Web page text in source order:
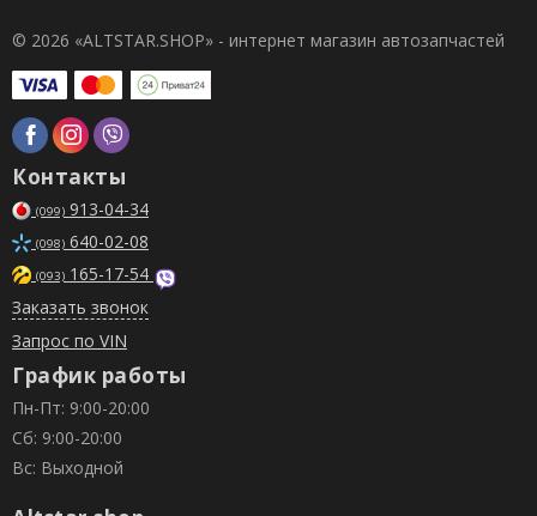
© 2026 «ALTSTAR.SHOP» - интернет магазин автозапчастей
Контакты
(099) 913-04-34
(098) 640-02-08
(093) 165-17-54
Заказать звонок
Запрос по VIN
График работы
Пн-Пт: 9:00-20:00
Сб: 9:00-20:00
Вс: Выходной